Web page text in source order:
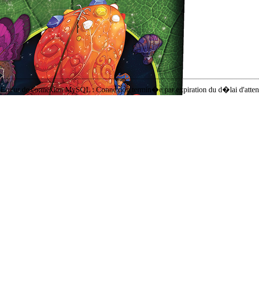
Erreur de connexion MySQL : Connexion termin�e par expiration du d�lai